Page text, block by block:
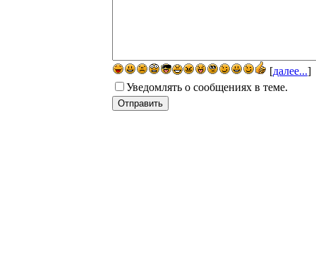
[далее...]
Уведомлять о сообщениях в теме.